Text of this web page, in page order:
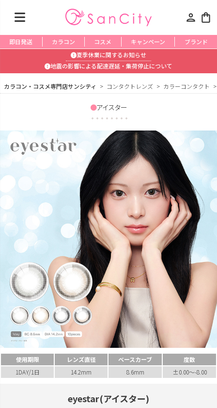
person shopping_bag
即日発送 カラコン コスメ キャンペーン
ブランド
夏季休業に関するお知らせ
地震の影響による配達遅延・集荷停止について
カラコン・コスメ専門店サンシティ コンタクトレンズ カラーコンタクト
アイスター
使用期限 レンズ直径 ベースカーブ
度数
1DAY/1日
14.2mm 8.6mm ±0.00～-8.00
eyestar(アイスター)